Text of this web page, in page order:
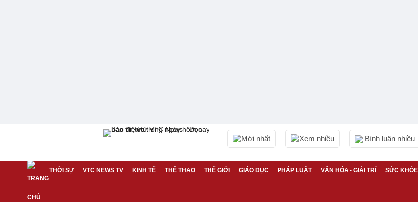
Mới nhất Xem nhiều Bình luận nhiều
THỜI SỰ VTC NEWS TV KINH TẾ THỂ THAO THẾ GIỚI GIÁO DỤC PHÁP LUẬT VĂN HÓA - GIẢI TRÍ SỨC KHỎE